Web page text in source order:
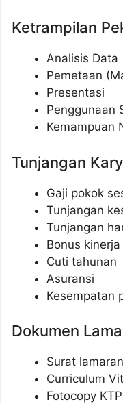
Ketrampilan
Analisis Data
Pemetaan
Presentasi
Penggunaan
Kemampuan
Tunjangan
Gaji pokok
Tunjangan
Tunjangan
Bonus kinerja
Cuti tahunan
Asuransi
Kesempatan
Dokumen
Surat
Curriculum
Fotocopy KTP